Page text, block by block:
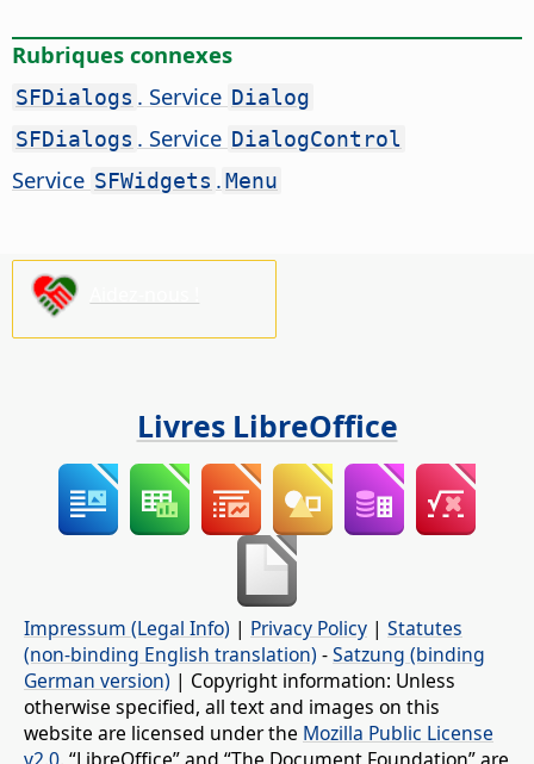
Rubriques connexes
SFDialogs . Service Dialog
SFDialogs . Service DialogControl
Service SFWidgets .Menu
Livres LibreOffice
Impressum (Legal Info) | Privacy Policy | Statutes
(non-binding English translation) -Satzung (binding
German version) | Copyright information: Unless
otherwise specified, all text and images on this
website are licensed under the Mozilla Public License